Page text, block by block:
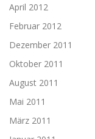
April 2012
Februar 2012
Dezember 2011
Oktober 2011
August 2011
Mai 2011
März 2011